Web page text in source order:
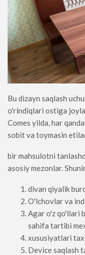
Bu dizayn saqlash
o'rindiqlari ostiga
Comes yilda, har
sobit va toymasin
bir mahsulotni
asosiy mezonlar.
divan qiyalik
O'lchovlar va
Agar o'z qo'llari
sahifa tartibi
xususiyatlari
Device saqlash